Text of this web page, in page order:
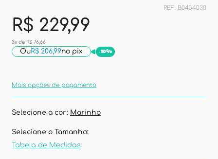
REF: B0454030
R$ 229,99
3x de R$ 76,66
OuR$ 206,99no pix -10%
Mais opções de pagamento
Selecione a cor: Marinho
Selecione o Tamanho:
Tabela de Medidas